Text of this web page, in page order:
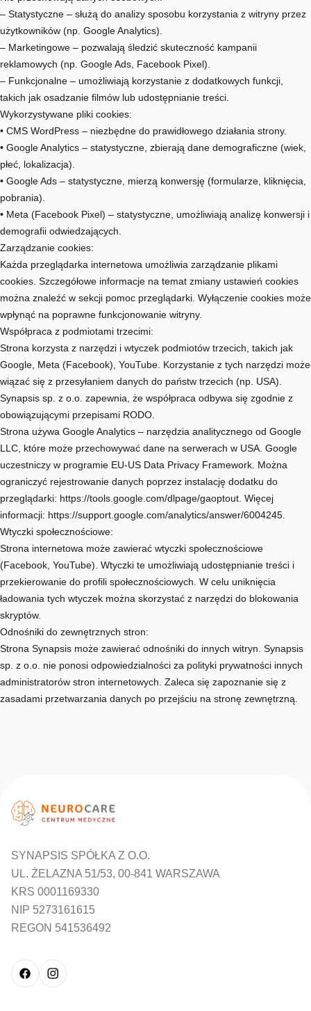
– Statystyczne – służą do analizy sposobu korzystania z witryny przez
użytkowników (np. Google Analytics).
– Marketingowe – pozwalają śledzić skuteczność kampanii
reklamowych (np. Google Ads, Facebook Pixel).
– Funkcjonalne – umożliwiają korzystanie z dodatkowych funkcji,
takich jak osadzanie filmów lub udostępnianie treści.
Wykorzystywane pliki cookies:
• CMS WordPress – niezbędne do prawidłowego działania strony.
• Google Analytics – statystyczne, zbierają dane demograficzne (wiek,
płeć, lokalizacja).
• Google Ads – statystyczne, mierzą konwersję (formularze, kliknięcia,
pobrania).
• Meta (Facebook Pixel) – statystyczne, umożliwiają analizę konwersji i
demografii odwiedzających.
Zarządzanie cookies:
Każda przeglądarka internetowa umożliwia zarządzanie plikami
cookies. Szczegółowe informacje na temat zmiany ustawień cookies
można znaleźć w sekcji pomoc przeglądarki. Wyłączenie cookies może
wpłynąć na poprawne funkcjonowanie witryny.
Współpraca z podmiotami trzecimi:
Strona korzysta z narzędzi i wtyczek podmiotów trzecich, takich jak
Google, Meta (Facebook), YouTube. Korzystanie z tych narzędzi może
wiązać się z przesyłaniem danych do państw trzecich (np. USA).
Synapsis sp. z o.o. zapewnia, że współpraca odbywa się zgodnie z
obowiązującymi przepisami RODO.
Strona używa Google Analytics – narzędzia analitycznego od Google
LLC, które może przechowywać dane na serwerach w USA. Google
uczestniczy w programie EU-US Data Privacy Framework. Można
ograniczyć rejestrowanie danych poprzez instalację dodatku do
przeglądarki: https://tools.google.com/dlpage/gaoptout. Więcej
informacji: https://support.google.com/analytics/answer/6004245.
Wtyczki społecznościowe:
Strona internetowa może zawierać wtyczki społecznościowe
(Facebook, YouTube). Wtyczki te umożliwiają udostępnianie treści i
przekierowanie do profili społecznościowych. W celu uniknięcia
ładowania tych wtyczek można skorzystać z narzędzi do blokowania
skryptów.
Odnośniki do zewnętrznych stron:
Strona Synapsis może zawierać odnośniki do innych witryn. Synapsis
sp. z o.o. nie ponosi odpowiedzialności za polityki prywatności innych
administratorów stron internetowych. Zaleca się zapoznanie się z
zasadami przetwarzania danych po przejściu na stronę zewnętrzną.
SYNAPSIS SPÓŁKA Z O.O.
UL. ŻELAZNA 51/53, 00-841 WARSZAWA
KRS 0001169330
NIP 5273161615
REGON 541536492